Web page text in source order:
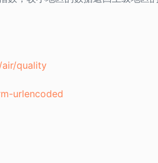
quality
urlencoded